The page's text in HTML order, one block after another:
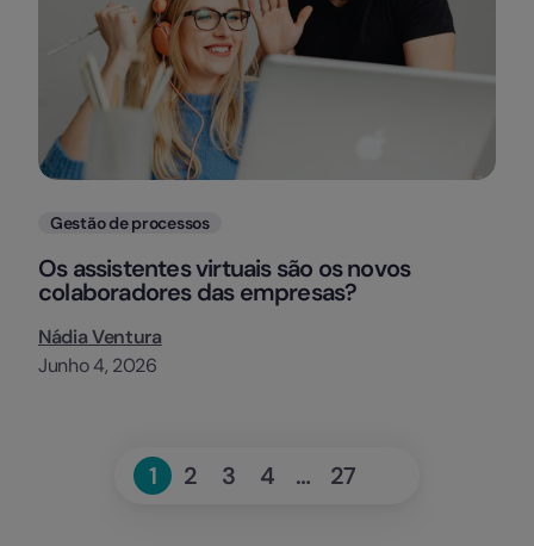
Categorias
Gestão de processos
Os assistentes virtuais são os novos
colaboradores das empresas?
Nádia Ventura
Junho 4, 2026
Page
1 Page
2 Page
3 Page
4 … Page
27
Seguinte